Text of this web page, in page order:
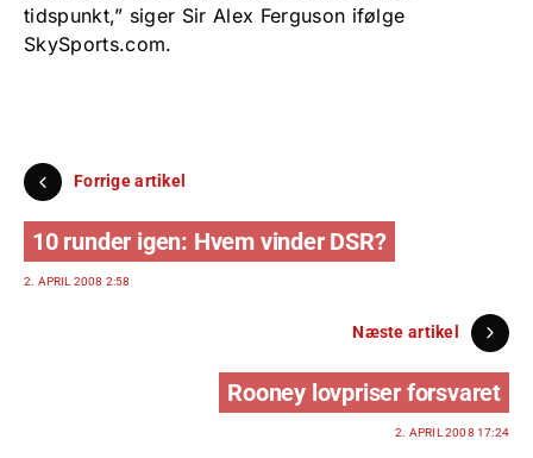
tidspunkt,” siger Sir Alex Ferguson ifølge
SkySports.com.
Forrige artikel
10 runder igen: Hvem vinder DSR?
2. APRIL 2008 2:58
Næste artikel
Rooney lovpriser forsvaret
2. APRIL 2008 17:24